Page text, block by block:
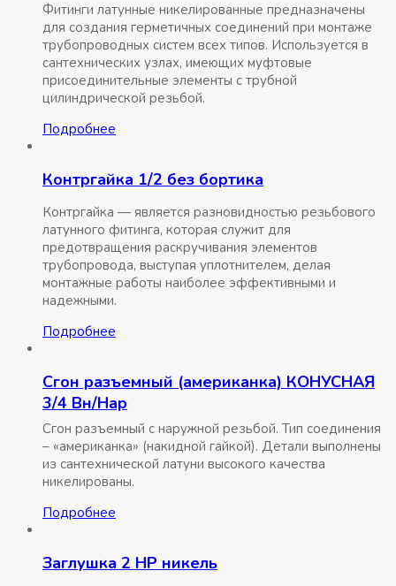
Фитинги латунные никелированные предназначены
для создания герметичных соединений при монтаже
трубопроводных систем всех типов. Используется в
сантехнических узлах, имеющих муфтовые
присоединительные элементы с трубной
цилиндрической резьбой.
Подробнее
Контргайка 1/2 без бортика
Контргайка — является разновидностью резьбового
латунного фитинга, которая служит для
предотвращения раскручивания элементов
трубопровода, выступая уплотнителем, делая
монтажные работы наиболее эффективными и
надежными.
Подробнее
Сгон разъемный (американка) КОНУСНАЯ
3/4 Вн/Нар
Сгон разъемный с наружной резьбой. Тип соединения
– «американка» (накидной гайкой). Детали выполнены
из сантехнической латуни высокого качества
никелированы.
Подробнее
Заглушка 2 НР никель